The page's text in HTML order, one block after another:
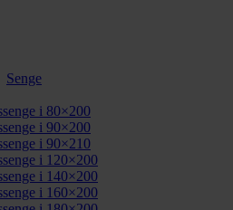
Senge
i 80×200
i 90×200
i 90×210
i 120×200
i 140×200
i 160×200